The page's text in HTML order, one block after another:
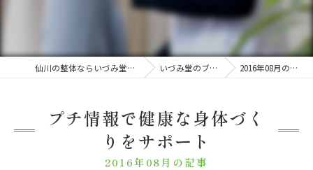
仙川の整体ならいづみ堂整体院 いづみ堂のブログ 2016年08月の記事
プチ情報で健康な身体づく
りをサポート
2016年08月の記事